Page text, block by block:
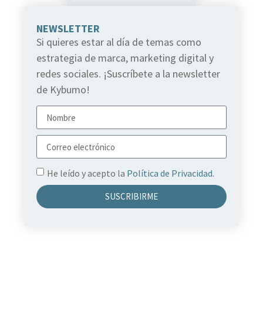
NEWSLETTER
Si quieres estar al día de temas como
estrategia de marca, marketing digital y
redes sociales. ¡Suscríbete a la newsletter
de Kybumo!
He leído y acepto la Política de Privacidad.
SUSCRIBIRME